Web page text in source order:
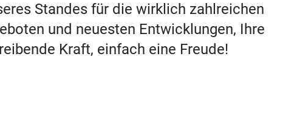
Standes für die wirklich zahlreichen
und neuesten Entwicklungen, Ihre
Kraft, einfach eine Freude!